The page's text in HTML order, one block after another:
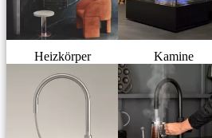
Heizkörper Kamine